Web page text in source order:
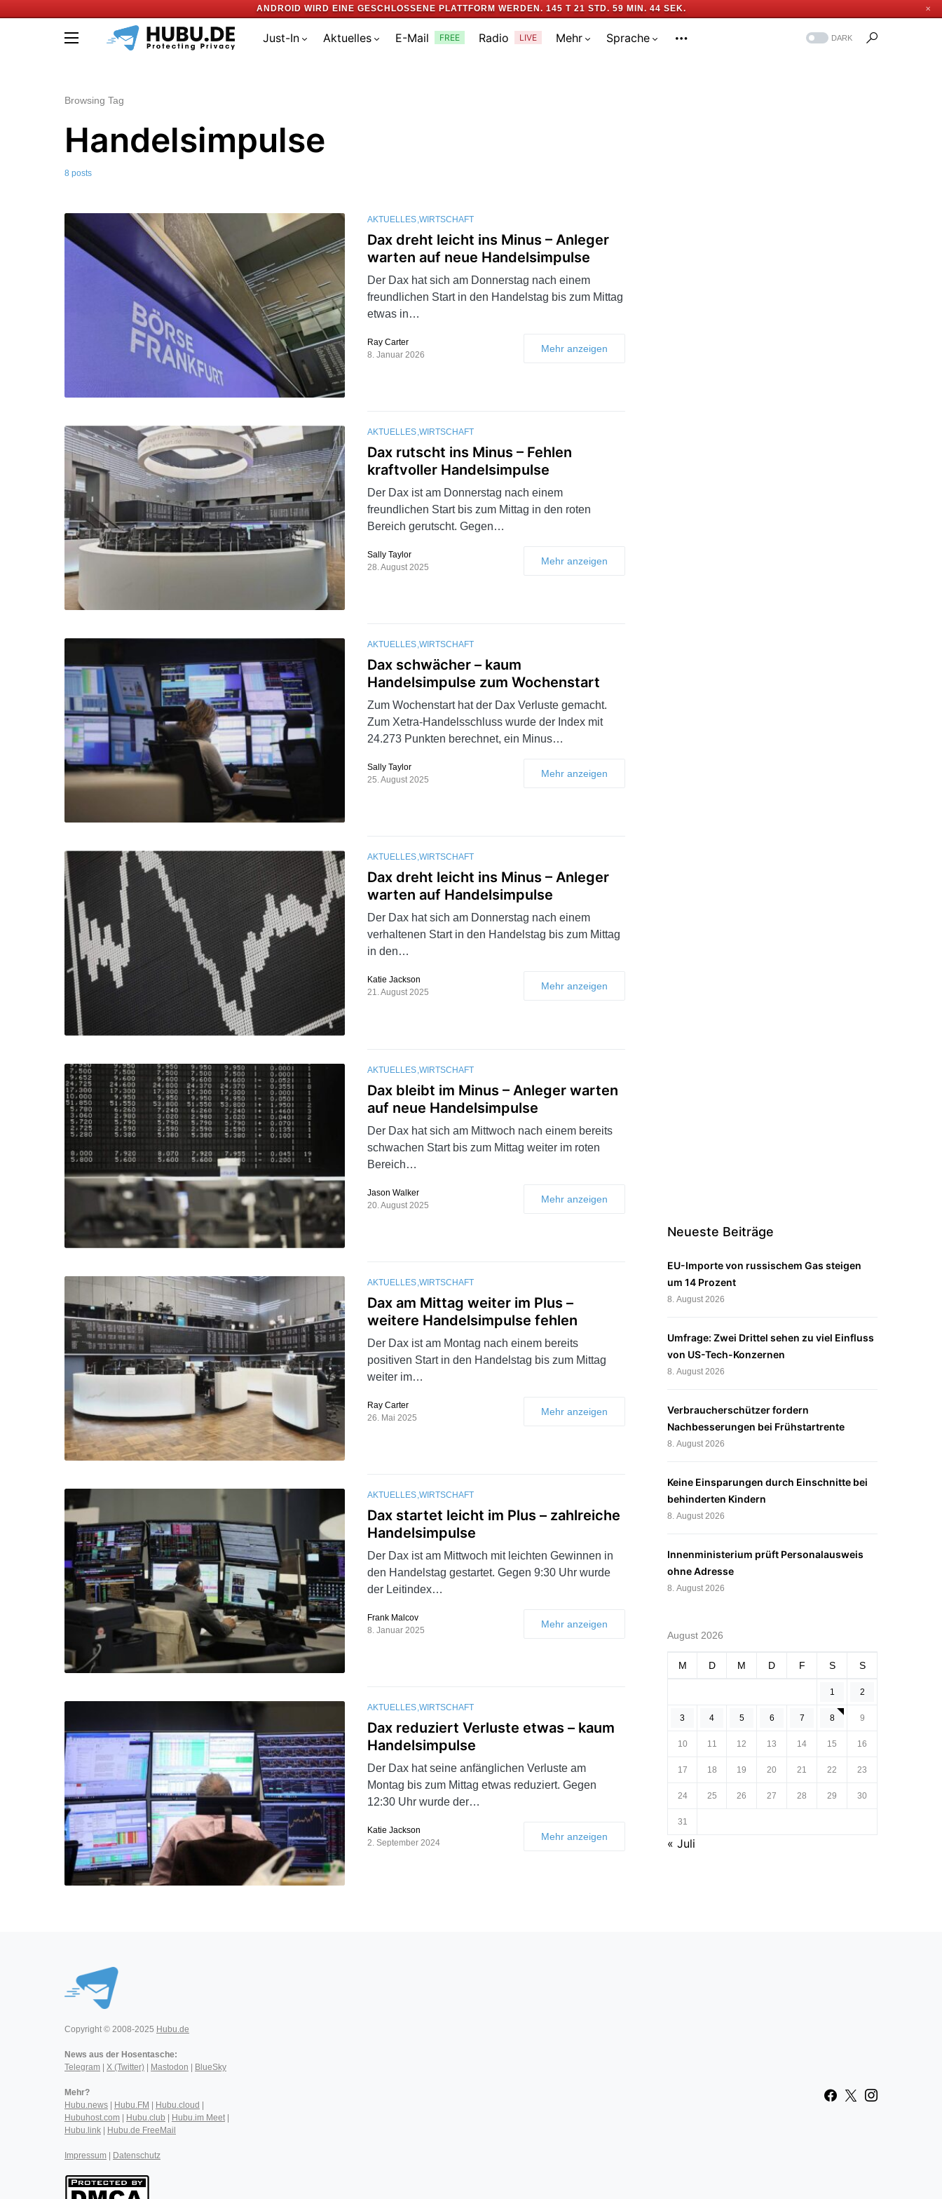
ANDROID WIRD EINE GESCHLOSSENE PLATTFORM WERDEN. 145 T 21 STD. 59 MIN. 43 SEK. ✕
Just-In Aktuelles E-Mail FREE Radio LIVE Mehr Sprache DARK
Browsing Tag
Handelsimpulse
8 posts
AKTUELLES WIRTSCHAFT
Dax dreht leicht ins Minus – Anleger
warten auf neue Handelsimpulse
Der Dax hat sich am Donnerstag nach einem
freundlichen Start in den Handelstag bis zum Mittag
etwas in…
Ray Carter
8. Januar 2026
Mehr anzeigen
AKTUELLES WIRTSCHAFT
Dax rutscht ins Minus – Fehlen
kraftvoller Handelsimpulse
Der Dax ist am Donnerstag nach einem
freundlichen Start bis zum Mittag in den roten
Bereich gerutscht. Gegen…
Sally Taylor
28. August 2025
Mehr anzeigen
AKTUELLES WIRTSCHAFT
Dax schwächer – kaum
Handelsimpulse zum Wochenstart
Zum Wochenstart hat der Dax Verluste gemacht.
Zum Xetra-Handelsschluss wurde der Index mit
24.273 Punkten berechnet, ein Minus…
Sally Taylor
25. August 2025
Mehr anzeigen
AKTUELLES WIRTSCHAFT
Dax dreht leicht ins Minus – Anleger
warten auf Handelsimpulse
Der Dax hat sich am Donnerstag nach einem
verhaltenen Start in den Handelstag bis zum Mittag
in den…
Katie Jackson
21. August 2025
Mehr anzeigen
AKTUELLES WIRTSCHAFT
Dax bleibt im Minus – Anleger warten
auf neue Handelsimpulse
Der Dax hat sich am Mittwoch nach einem bereits
schwachen Start bis zum Mittag weiter im roten
Bereich…
Jason Walker
20. August 2025
Mehr anzeigen
AKTUELLES WIRTSCHAFT
Dax am Mittag weiter im Plus –
weitere Handelsimpulse fehlen
Der Dax ist am Montag nach einem bereits
positiven Start in den Handelstag bis zum Mittag
weiter im…
Ray Carter
26. Mai 2025
Mehr anzeigen
AKTUELLES WIRTSCHAFT
Dax startet leicht im Plus – zahlreiche
Handelsimpulse
Der Dax ist am Mittwoch mit leichten Gewinnen in
den Handelstag gestartet. Gegen 9:30 Uhr wurde
der Leitindex…
Frank Malcov
8. Januar 2025
Mehr anzeigen
AKTUELLES WIRTSCHAFT
Dax reduziert Verluste etwas – kaum
Handelsimpulse
Der Dax hat seine anfänglichen Verluste am
Montag bis zum Mittag etwas reduziert. Gegen
12:30 Uhr wurde der…
Katie Jackson
2. September 2024
Mehr anzeigen
Neueste Beiträge
EU-Importe von russischem Gas steigen
um 14 Prozent
8. August 2026
Umfrage: Zwei Drittel sehen zu viel Einfluss
von US-Tech-Konzernen
8. August 2026
Verbraucherschützer fordern
Nachbesserungen bei Frühstartrente
8. August 2026
Keine Einsparungen durch Einschnitte bei
behinderten Kindern
8. August 2026
Innenministerium prüft Personalausweis
ohne Adresse
8. August 2026
August 2026
M D M D F S S
1 2
3 4 5 6 7 8 9
10 11 12 13 14 15 16
17 18 19 20 21 22 23
24 25 26 27 28 29 30
31
« Juli
Copyright © 2008-2025 Hubu.de
News aus der Hosentasche:
Telegram
X (Twitter) Mastodon BlueSky
Mehr?
Hubu.news
Hubu.FM Hubu.cloud
Hubuhost.com
Hubu.club Hubu.im Meet|
Hubu.link
Hubu.de FreeMail
Impressum Datenschutz